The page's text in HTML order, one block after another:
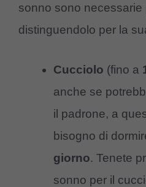
sonno sono necessarie
distinguendolo per la
Cucciolo (fino a
anche se
il padrone, a
bisogno di
giorno. Tenete
sonno per il